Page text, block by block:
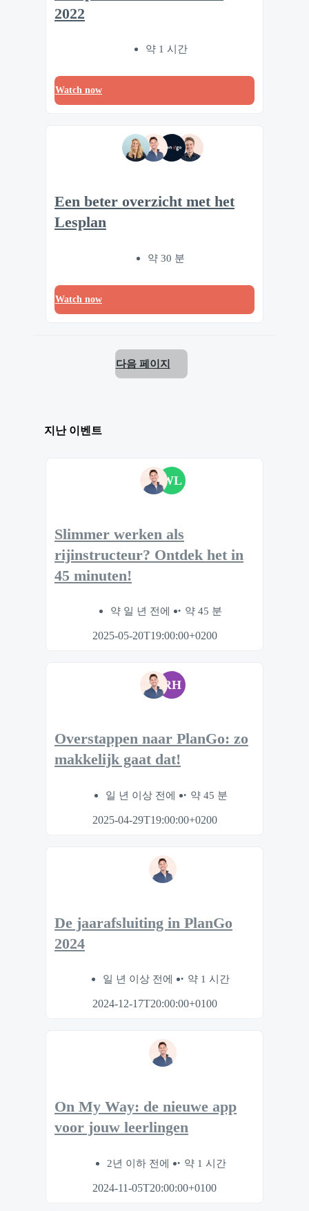
2022
약 1 시간
Watch now
Een beter overzicht met het
Lesplan
약 30 분
Watch now
다음 페이지
지난 이벤트
WL
Slimmer werken als
rijinstructeur? Ontdek het in
45 minuten!
약 일 년 전에 약 45 분
2025-05-20T19:00:00+0200
RH
Overstappen naar PlanGo: zo
makkelijk gaat dat!
일 년 이상 전에 약 45 분
2025-04-29T19:00:00+0200
De jaarafsluiting in PlanGo
2024
일 년 이상 전에 약 1 시간
2024-12-17T20:00:00+0100
On My Way: de nieuwe app
voor jouw leerlingen
2년 이하 전에 약 1 시간
2024-11-05T20:00:00+0100